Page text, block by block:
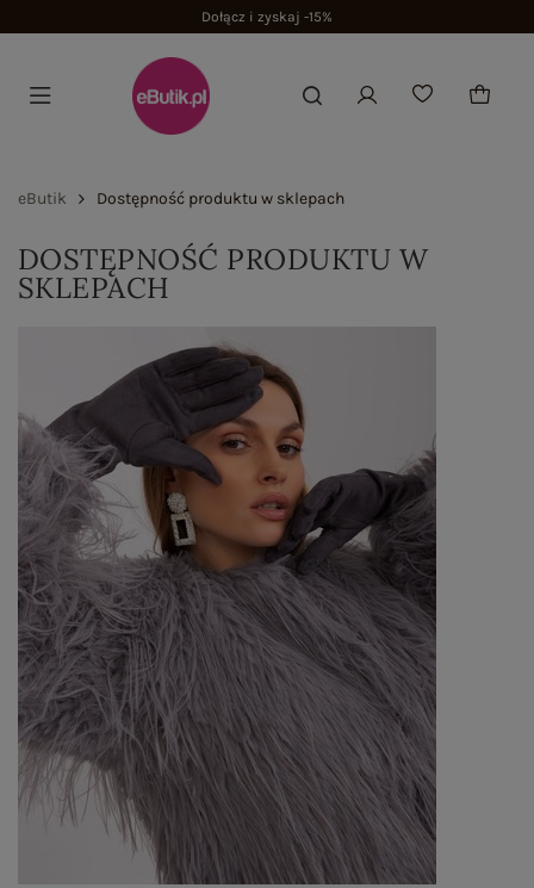
Dołącz i zyskaj -15%
eButik Dostępność produktu w sklepach
DOSTĘPNOŚĆ PRODUKTU W
SKLEPACH